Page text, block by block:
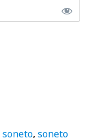
soneto, soneto